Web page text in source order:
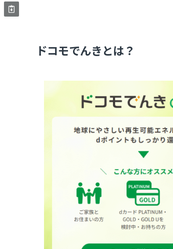
ドコモでんきとは？